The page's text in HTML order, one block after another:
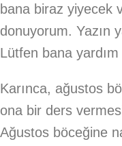
bana biraz yiyecek
donuyorum. Yazın
Lütfen bana yardım
Karınca, ağustos
ona bir ders
Ağustos böceğine